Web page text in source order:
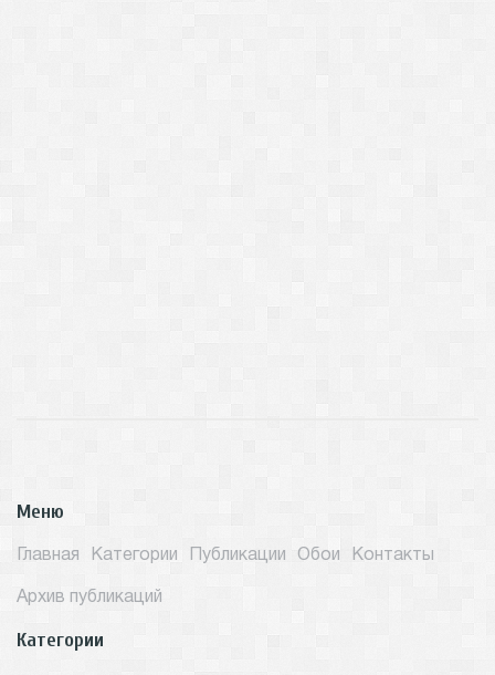
Меню
Главная Категории Публикации Обои Контакты
Архив публикаций
Категории